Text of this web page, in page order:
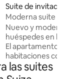
4.92 de
Suite de invitados
s
Moderna suite de
jacuzzi y sauna
Nuevo y
huéspedes en la
El apartamento
habitaciones
escalones. La
sala de estar/
las suites